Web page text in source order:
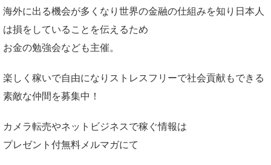
海外に出る機会が多くなり世界の金融の仕組みを知り日本人
は損をしていることを伝えるため
お金の勉強会なども主催。
楽しく稼いで自由になりストレスフリーで社会貢献もできる
素敵な仲間を募集中！
カメラ転売やネットビジネスで稼ぐ情報は
プレゼント付無料メルマガにて